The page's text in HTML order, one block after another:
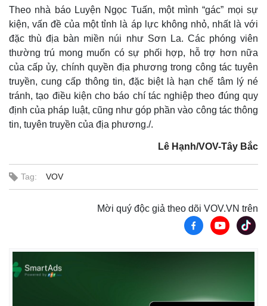
Vụ án
Tin nóng
Tư vấn luật
Quân sự - Quốc phòng
Vũ khí
Phân tích
Theo nhà báo Luyện Ngọc Tuấn, một mình “gác” mọi sự
kiện, vấn đề của một tỉnh là áp lực không nhỏ, nhất là với
đặc thù địa bàn miền núi như Sơn La. Các phóng viên
thường trú mong muốn có sự phối hợp, hỗ trợ hơn nữa
của cấp ủy, chính quyền địa phương trong công tác tuyên
truyền, cung cấp thông tin, đặc biệt là hạn chế tâm lý né
tránh, tạo điều kiện cho báo chí tác nghiệp theo đúng quy
định của pháp luật, cũng như góp phần vào công tác thông
tin, tuyên truyền của địa phương./.
Lê Hạnh/VOV-Tây Bắc
Tag: VOV
Mời quý độc giả theo dõi VOV.VN trên